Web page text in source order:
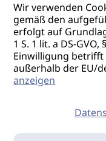
Wir verwenden
gemäß den
erfolgt auf
1 S. 1 lit. a DS-GVO,
Einwilligung
außerhalb der EU/
anzeigen